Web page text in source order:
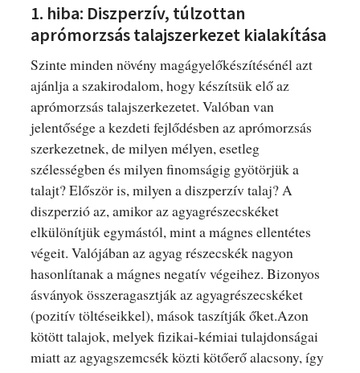
1. hiba: Diszperzív, túlzottan
aprómorzsás talajszerkezet kialakítása
Szinte minden növény magágyelőkészítésénél azt
ajánlja a szakirodalom, hogy készítsük elő az
aprómorzsás talajszerkezetet. Valóban van
jelentősége a kezdeti fejlődésben az aprómorzsás
szerkezetnek, de milyen mélyen, esetleg
szélességben és milyen finomságig gyötörjük a
talajt? Először is, milyen a diszperzív talaj? A
diszperzió az, amikor az agyagrészecskéket
elkülönítjük egymástól, mint a mágnes ellentétes
végeit. Valójában az agyag részecskék nagyon
hasonlítanak a mágnes negatív végeihez. Bizonyos
ásványok összeragasztják az agyagrészecskéket
(pozitív töltéseikkel), mások taszítják őket.Azon
kötött talajok, melyek fizikai-kémiai tulajdonságai
miatt az agyagszemcsék közti kötőerő alacsony, így